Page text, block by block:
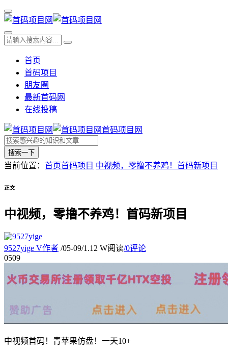
首页
首码项目
朋友圈
最新首码网
在线投稿
首码项目网
搜索一下
当前位置： 首页首码项目 中视频，零撸不养鸡！首码新项目
正文
中视频，零撸不养鸡！首码新项目
9527yige V作者 /05-09/1.12 W阅读/0评论
0509
中视频首码！青苹果仿盘！一天10+